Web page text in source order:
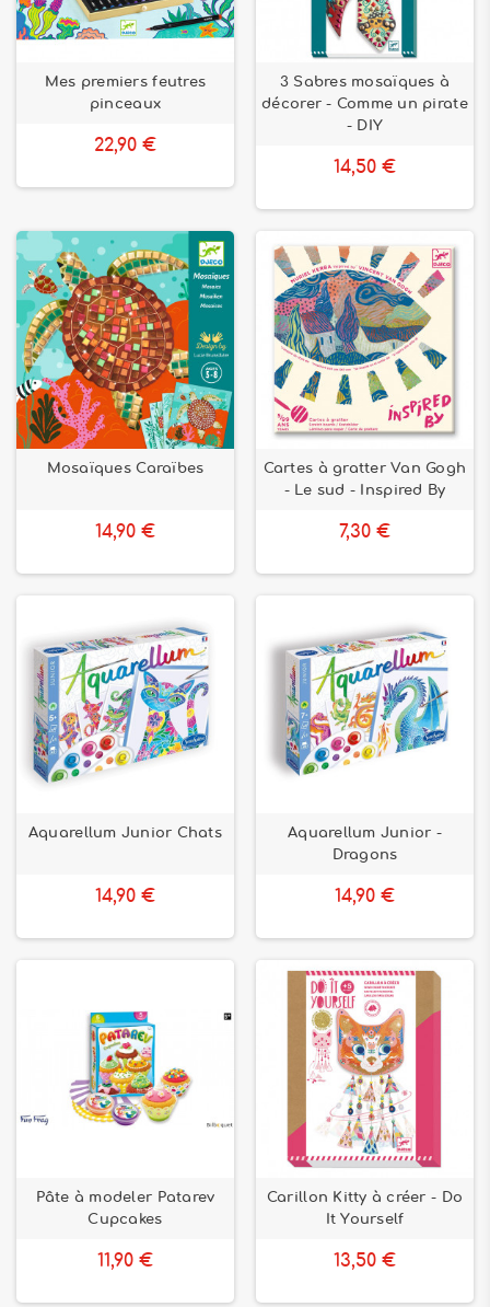
Mes premiers feutres
pinceaux
22,90 €
3 Sabres mosaïques à
décorer - Comme un pirate
- DIY
14,50 €
Mosaïques Caraïbes
14,90 €
Cartes à gratter Van Gogh
- Le sud - Inspired By
7,30 €
Aquarellum Junior Chats
14,90 €
Aquarellum Junior -
Dragons
14,90 €
Pâte à modeler Patarev
Cupcakes
11,90 €
Carillon Kitty à créer - Do
It Yourself
13,50 €